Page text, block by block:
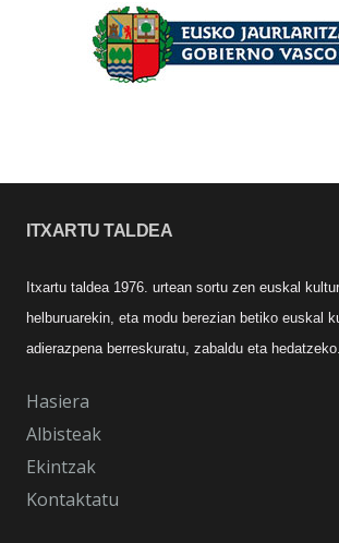
ITXARTU TALDEA
Itxartu taldea 1976. urtean sortu zen euskal
helburuarekin, eta modu berezian betiko euskal
adierazpena berreskuratu, zabaldu eta hedatzeko.
Hasiera
Albisteak
Ekintzak
Kontaktatu